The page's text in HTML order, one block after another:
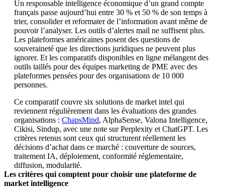
Un responsable intelligence économique d’un grand compte
français passe aujourd’hui entre 30 % et 50 % de son temps à
trier, consolider et reformater de l’information avant même de
pouvoir l’analyser. Les outils d’alertes mail ne suffisent plus.
Les plateformes américaines posent des questions de
souveraineté que les directions juridiques ne peuvent plus
ignorer. Et les comparatifs disponibles en ligne mélangent des
outils taillés pour des équipes marketing de PME avec des
plateformes pensées pour des organisations de 10 000
personnes.
Ce comparatif couvre six solutions de market intel qui
reviennent régulièrement dans les évaluations des grandes
organisations : ChapsMind, AlphaSense, Valona Intelligence,
Cikisi, Sindup, avec une note sur Perplexity et ChatGPT. Les
critères retenus sont ceux qui structurent réellement les
décisions d’achat dans ce marché : couverture de sources,
traitement IA, déploiement, conformité réglementaire,
diffusion, modularité.
Les critères qui comptent pour choisir une plateforme de
market intelligence